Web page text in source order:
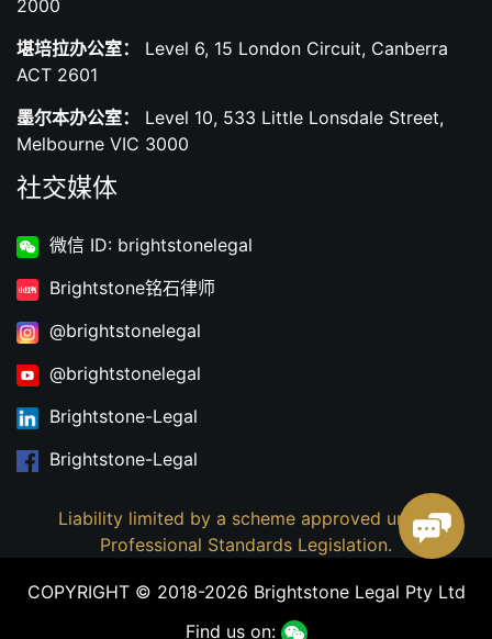
2000
堪培拉办公室：
Level 6, 15 London Circuit, Canberra
ACT 2601
墨尔本办公室：
Level 10, 533 Little Lonsdale Street,
Melbourne VIC 3000
社交媒体
微信 ID: brightstonelegal
Brightstone铭石律师
@brightstonelegal
@brightstonelegal
Brightstone-Legal
Brightstone-Legal
Liability limited by a scheme approved under
Professional Standards Legislation.
COPYRIGHT © 2018-2026 Brightstone Legal Pty Ltd
Find us on: